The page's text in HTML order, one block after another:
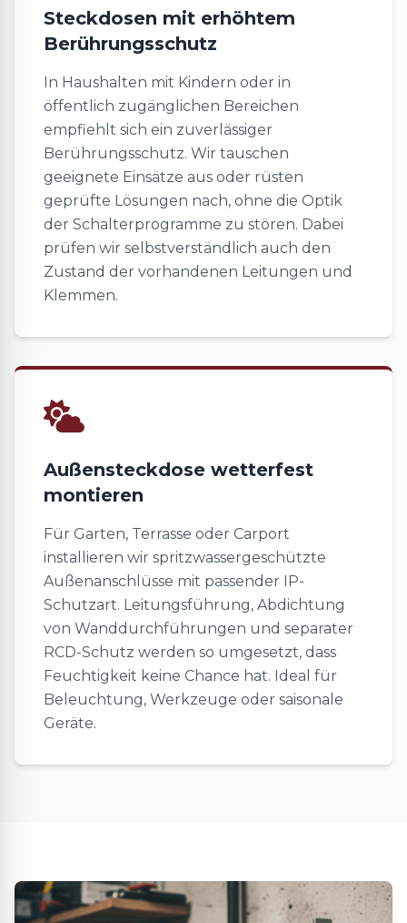
Steckdosen mit erhöhtem
Berührungsschutz
In Haushalten mit Kindern oder in
öffentlich zugänglichen Bereichen
empfiehlt sich ein zuverlässiger
Berührungsschutz. Wir tauschen
geeignete Einsätze aus oder rüsten
geprüfte Lösungen nach, ohne die Optik
der Schalterprogramme zu stören. Dabei
prüfen wir selbstverständlich auch den
Zustand der vorhandenen Leitungen und
Klemmen.
Außensteckdose wetterfest
montieren
Für Garten, Terrasse oder Carport
installieren wir spritzwassergeschützte
Außenanschlüsse mit passender IP-
Schutzart. Leitungsführung, Abdichtung
von Wanddurchführungen und separater
RCD-Schutz werden so umgesetzt, dass
Feuchtigkeit keine Chance hat. Ideal für
Beleuchtung, Werkzeuge oder saisonale
Geräte.